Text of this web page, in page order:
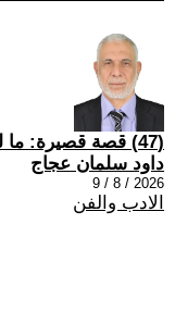
(47) قصة قصيرة: ما لم يحمله الماء
داود سلمان عجاج
2026 / 8 / 9
الادب والفن